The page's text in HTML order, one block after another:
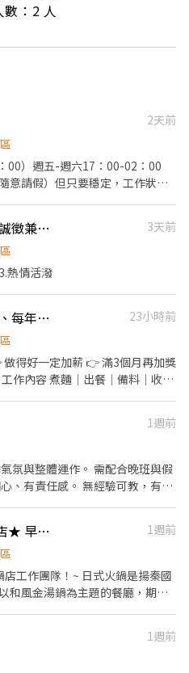
：2 人
2天前
00）週五-週六17：00-02：00
意請假）但只要穩定，工作狀況
起薪較高） 🔥每季提供各項激勵
望能找到志同道合夥伴，很辛苦
，肯吃苦耐勞者💥 🌟打烊將食材
👍 景觀休閒友善寵物農場。誠徵兼職飲料吧檯
3天前
熱情活潑
👍 小吃店餐廚人員（可排班、每年調薪）
23小時前
作時段：10:30～
1週前
氛與整體運作。 需配合晚班與假
、有責任感。 無經驗可教，有相
歡樂團隊★涮金鍋新莊中華店★ 早晚班兼職
1週前
工作團隊！~ 日式火鍋是揚秦國
和風金湯鍋為主題的餐廳，期望
，原物料訂貨、盤點、庫存管理 #
作流程，學習協調和溝通，確
1週前